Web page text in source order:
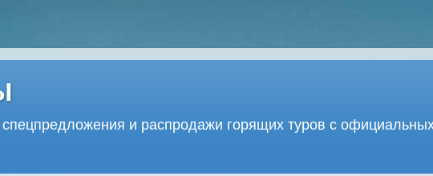
и распродажи горящих туров с